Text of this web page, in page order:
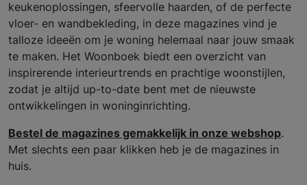
keukenoplossingen, sfeervolle haarden, of de perfecte
vloer- en wandbekleding, in deze magazines vind je
talloze ideeën om je woning helemaal naar jouw smaak
te maken. Het Woonboek biedt een overzicht van
inspirerende interieurtrends en prachtige woonstijlen,
zodat je altijd up-to-date bent met de nieuwste
ontwikkelingen in woninginrichting.
Bestel de magazines gemakkelijk in onze webshop.
Met slechts een paar klikken heb je de magazines in
huis.